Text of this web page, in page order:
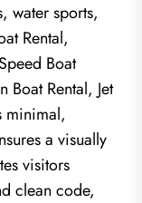
water sports,
Rental,
Boat
Boat Rental, Jet
minimal,
a visually
visitors
clean code,